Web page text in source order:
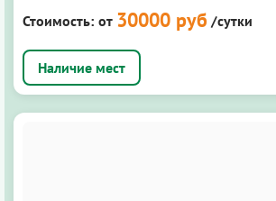
Стоимость: от 30000 руб /сутки